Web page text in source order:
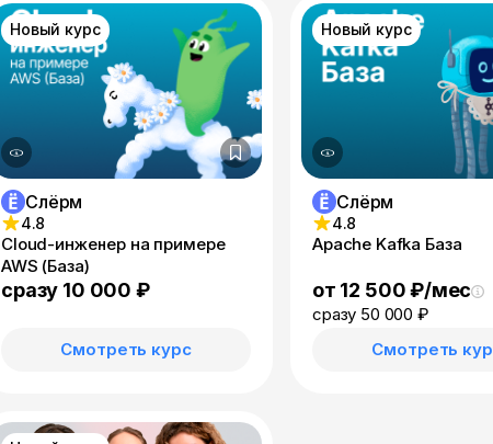
Новый курс
Слёрм
4.8
Cloud-инженер на примере
AWS (База)
сразу 10 000 ₽
Смотреть курс
Новый курс
Слёрм
4.8
Apache Kafka База
от 12 500 ₽/мес
сразу 50 000 ₽
Смотреть